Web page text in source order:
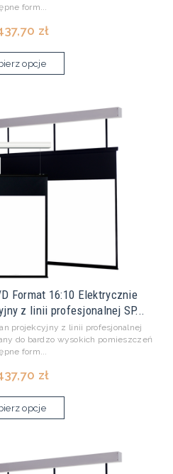
form...
zł
opcje
Format 16:10 Elektrycznie
z linii profesjonalnej SP...
projekcyjny z linii profesjonalnej
do bardzo wysokich pomieszczeń
form...
zł
opcje